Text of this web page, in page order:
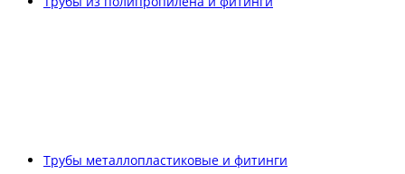
Трубы металлопластиковые и фитинги